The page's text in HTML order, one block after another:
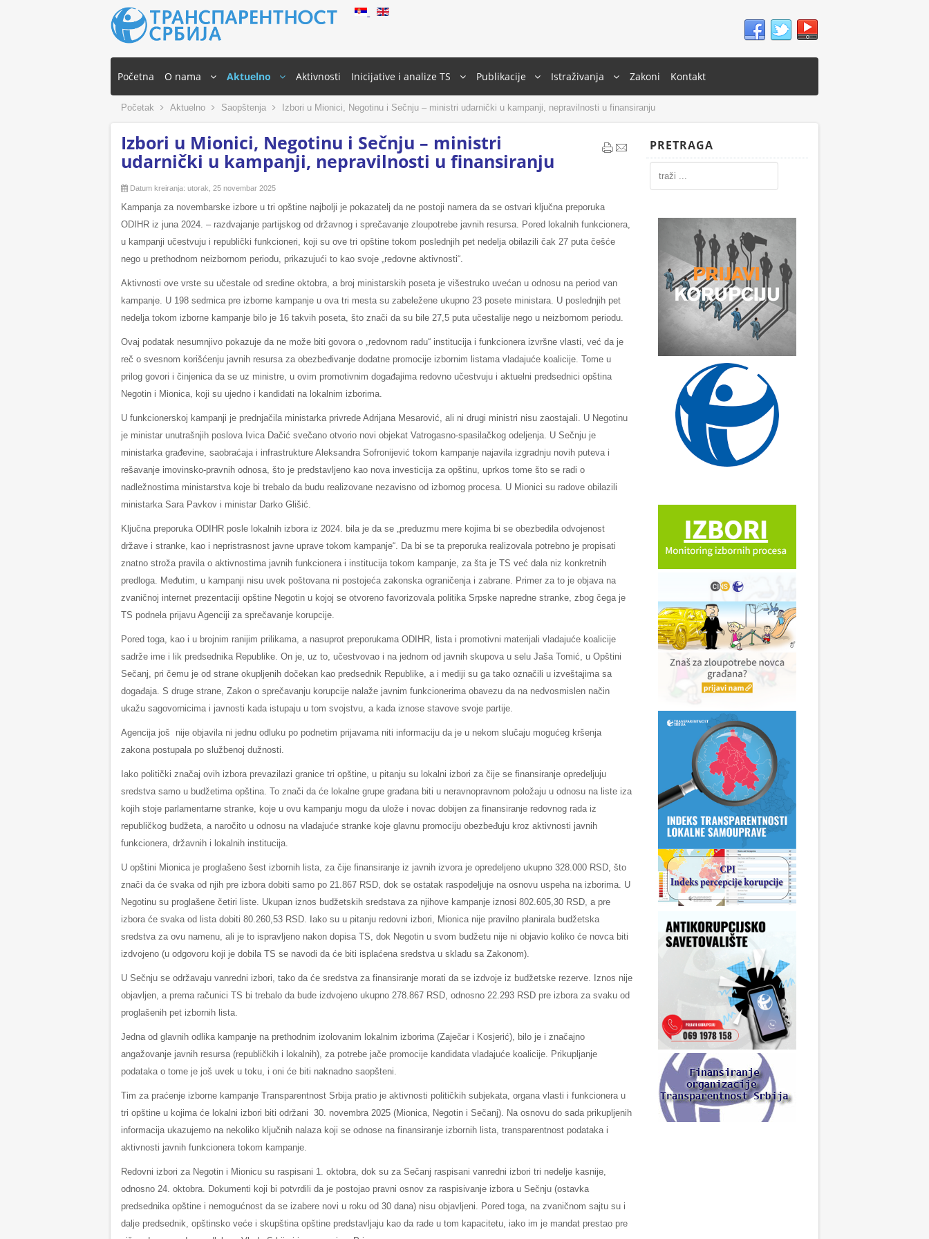
Početna O nama Aktuelno Aktivnosti Inicijative i analize TS Publikacije Istraživanja Zakoni Kontakt
Početak Aktuelno Saopštenja Izbori u Mionici, Negotinu i Sečnju – ministri udarnički u kampanji, nepravilnosti u finansiranju
Izbori u Mionici, Negotinu i Sečnju – ministri
udarnički u kampanji, nepravilnosti u finansiranju
Datum kreiranja: utorak, 25 novembar 2025
Kampanja za novembarske izbore u tri opštine najbolji je pokazatelj da ne postoji namera da se ostvari ključna preporuka
ODIHR iz juna 2024. – razdvajanje partijskog od državnog i sprečavanje zloupotrebe javnih resursa. Pored lokalnih funkcionera,
u kampanji učestvuju i republički funkcioneri, koji su ove tri opštine tokom poslednjih pet nedelja obilazili čak 27 puta češće
nego u prethodnom neizbornom periodu, prikazujući to kao svoje „redovne aktivnosti“.
Aktivnosti ove vrste su učestale od sredine oktobra, a broj ministarskih poseta je višestruko uvećan u odnosu na period van
kampanje. U 198 sedmica pre izborne kampanje u ova tri mesta su zabeležene ukupno 23 posete ministara. U poslednjih pet
nedelja tokom izborne kampanje bilo je 16 takvih poseta, što znači da su bile 27,5 puta učestalije nego u neizbornom periodu.
Ovaj podatak nesumnjivo pokazuje da ne može biti govora o „redovnom radu“ institucija i funkcionera izvršne vlasti, već da je
reč o svesnom korišćenju javnih resursa za obezbeđivanje dodatne promocije izbornim listama vladajuće koalicije. Tome u
prilog govori i činjenica da se uz ministre, u ovim promotivnim događajima redovno učestvuju i aktuelni predsednici opština
Negotin i Mionica, koji su ujedno i kandidati na lokalnim izborima.
U funkcionerskoj kampanji je prednjačila ministarka privrede Adrijana Mesarović, ali ni drugi ministri nisu zaostajali. U Negotinu
je ministar unutrašnjih poslova Ivica Dačić svečano otvorio novi objekat Vatrogasno-spasilačkog odeljenja. U Sečnju je
ministarka građevine, saobraćaja i infrastrukture Aleksandra Sofronijević tokom kampanje najavila izgradnju novih puteva i
rešavanje imovinsko-pravnih odnosa, što je predstavljeno kao nova investicija za opštinu, uprkos tome što se radi o
nadležnostima ministarstva koje bi trebalo da budu realizovane nezavisno od izbornog procesa. U Mionici su radove obilazili
ministarka Sara Pavkov i ministar Darko Glišić.
Ključna preporuka ODIHR posle lokalnih izbora iz 2024. bila je da se „preduzmu mere kojima bi se obezbedila odvojenost
države i stranke, kao i nepristrasnost javne uprave tokom kampanje“. Da bi se ta preporuka realizovala potrebno je propisati
znatno stroža pravila o aktivnostima javnih funkcionera i institucija tokom kampanje, za šta je TS već dala niz konkretnih
predloga. Međutim, u kampanji nisu uvek poštovana ni postojeća zakonska ograničenja i zabrane. Primer za to je objava na
zvaničnoj internet prezentaciji opštine Negotin u kojoj se otvoreno favorizovala politika Srpske napredne stranke, zbog čega je
TS podnela prijavu Agenciji za sprečavanje korupcije.
Pored toga, kao i u brojnim ranijim prilikama, a nasuprot preporukama ODIHR, lista i promotivni materijali vladajuće koalicije
sadrže ime i lik predsednika Republike. On je, uz to, učestvovao i na jednom od javnih skupova u selu Jaša Tomić, u Opštini
Sečanj, pri čemu je od strane okupljenih dočekan kao predsednik Republike, a i mediji su ga tako označili u izveštajima sa
događaja. S druge strane, Zakon o sprečavanju korupcije nalaže javnim funkcionerima obavezu da na nedvosmislen način
ukažu sagovornicima i javnosti kada istupaju u tom svojstvu, a kada iznose stavove svoje partije.
Agencija još nije objavila ni jednu odluku po podnetim prijavama niti informaciju da je u nekom slučaju mogućeg kršenja
zakona postupala po službenoj dužnosti.
Iako politički značaj ovih izbora prevazilazi granice tri opštine, u pitanju su lokalni izbori za čije se finansiranje opredeljuju
sredstva samo u budžetima opština. To znači da će lokalne grupe građana biti u neravnopravnom položaju u odnosu na liste iza
kojih stoje parlamentarne stranke, koje u ovu kampanju mogu da ulože i novac dobijen za finansiranje redovnog rada iz
republičkog budžeta, a naročito u odnosu na vladajuće stranke koje glavnu promociju obezbeđuju kroz aktivnosti javnih
funkcionera, državnih i lokalnih institucija.
U opštini Mionica je proglašeno šest izbornih lista, za čije finansiranje iz javnih izvora je opredeljeno ukupno 328.000 RSD, što
znači da će svaka od njih pre izbora dobiti samo po 21.867 RSD, dok se ostatak raspodeljuje na osnovu uspeha na izborima. U
Negotinu su proglašene četiri liste. Ukupan iznos budžetskih sredstava za njihove kampanje iznosi 802.605,30 RSD, a pre
izbora će svaka od lista dobiti 80.260,53 RSD. Iako su u pitanju redovni izbori, Mionica nije pravilno planirala budžetska
sredstva za ovu namenu, ali je to ispravljeno nakon dopisa TS, dok Negotin u svom budžetu nije ni objavio koliko će novca biti
izdvojeno (u odgovoru koji je dobila TS se navodi da će biti isplaćena sredstva u skladu sa Zakonom).
U Sečnju se održavaju vanredni izbori, tako da će sredstva za finansiranje morati da se izdvoje iz budžetske rezerve. Iznos nije
objavljen, a prema računici TS bi trebalo da bude izdvojeno ukupno 278.867 RSD, odnosno 22.293 RSD pre izbora za svaku od
proglašenih pet izbornih lista.
Jedna od glavnih odlika kampanje na prethodnim izolovanim lokalnim izborima (Zaječar i Kosjerić), bilo je i značajno
angažovanje javnih resursa (republičkih i lokalnih), za potrebe jače promocije kandidata vladajuće koalicije. Prikupljanje
podataka o tome je još uvek u toku, i oni će biti naknadno saopšteni.
Tim za praćenje izborne kampanje Transparentnost Srbija pratio je aktivnosti političkih subjekata, organa vlasti i funkcionera u
tri opštine u kojima će lokalni izbori biti održani 30. novembra 2025 (Mionica, Negotin i Sečanj). Na osnovu do sada prikupljenih
informacija ukazujemo na nekoliko ključnih nalaza koji se odnose na finansiranje izbornih lista, transparentnost podataka i
aktivnosti javnih funkcionera tokom kampanje.
Redovni izbori za Negotin i Mionicu su raspisani 1. oktobra, dok su za Sečanj raspisani vanredni izbori tri nedelje kasnije,
odnosno 24. oktobra. Dokumenti koji bi potvrdili da je postojao pravni osnov za raspisivanje izbora u Sečnju (ostavka
predsednika opštine i nemogućnost da se izabere novi u roku od 30 dana) nisu objavljeni. Pored toga, na zvaničnom sajtu su i
dalje predsednik, opštinsko veće i skupština opštine predstavljaju kao da rade u tom kapacitetu, iako im je mandat prestao pre
PRETRAGA